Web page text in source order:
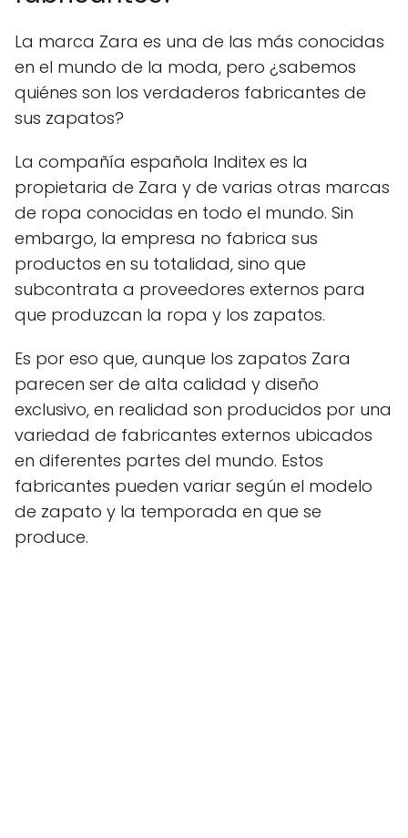
La marca Zara es una de las más conocidas
en el mundo de la moda, pero ¿sabemos
quiénes son los verdaderos fabricantes de
sus zapatos?
La compañía española Inditex es la
propietaria de Zara y de varias otras marcas
de ropa conocidas en todo el mundo. Sin
embargo, la empresa no fabrica sus
productos en su totalidad, sino que
subcontrata a proveedores externos para
que produzcan la ropa y los zapatos.
Es por eso que, aunque los zapatos Zara
parecen ser de alta calidad y diseño
exclusivo, en realidad son producidos por una
variedad de fabricantes externos ubicados
en diferentes partes del mundo. Estos
fabricantes pueden variar según el modelo
de zapato y la temporada en que se
produce.